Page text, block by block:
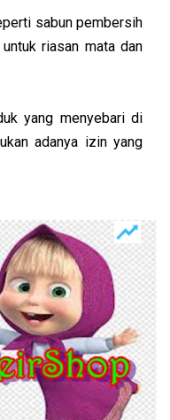
sabun pembersih
riasan mata dan
yang menyebari di
adanya izin yang